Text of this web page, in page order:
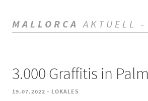
MALLORCA AKTUELL -
3.000 Graffitis in
19.07.2022 - LOKALES